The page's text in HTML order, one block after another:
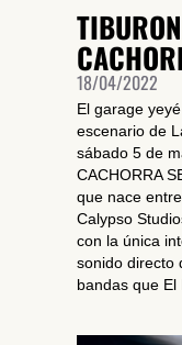
18/04/2022
El garage
escenario de
sábado 5 de
CACHORRA
que nace
Calypso
con la única
sonido directo
bandas que